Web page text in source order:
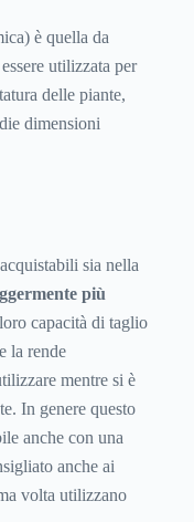
è quella da
utilizzata per
delle piante,
dimensioni
sia nella
più
capacità di taglio
la rende
mentre si è
In genere questo
anche con una
anche ai
volta utilizzano